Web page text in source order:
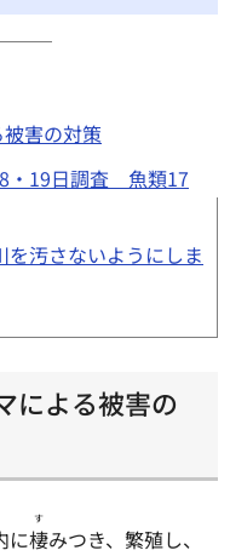
害の対策
・19日調査 魚類17
汚さないようにしま
による被害の
に棲
す
みつき、繁殖し、